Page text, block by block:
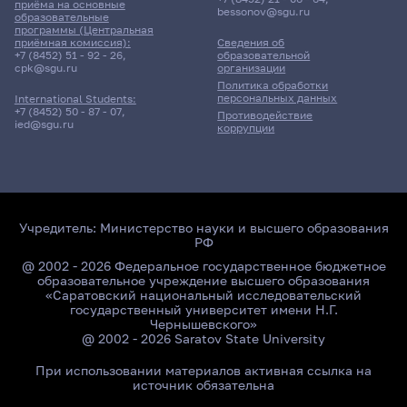
приёма на основные
образовательные
программы (Центральная
приёмная комиссия):
+7 (8452) 51 - 92 - 26,
cpk@sgu.ru
International Students:
+7 (8452) 50 - 87 - 07,
ied@sgu.ru
Сведения об
образовательной
организации
Политика обработки
персональных данных
Противодействие
коррупции
bessonov@sgu.ru
Учредитель: Министерство науки и высшего образования
РФ
@ 2002 - 2026 Федеральное государственное бюджетное
образовательное учреждение высшего образования
«Саратовский национальный исследовательский
государственный университет имени Н.Г.
Чернышевского»
@ 2002 - 2026 Saratov State University
При использовании материалов активная ссылка на
источник обязательна